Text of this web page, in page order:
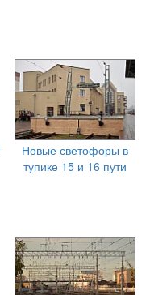
Новые светофоры в
тупике 15 и 16 пути